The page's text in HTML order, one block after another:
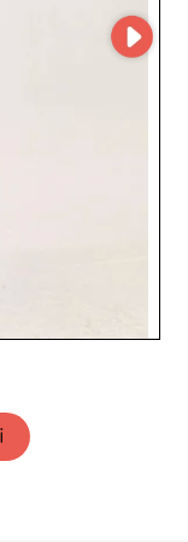
alla tua attività
dei clienti. Con
e modernità,
a
commerciale
Dress GBR
partnership